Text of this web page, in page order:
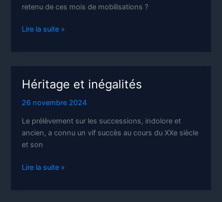
retenu de ces mois de mobilisations ?
Une
Lire la suite »
Héritage et inégalités
26 novembre 2024
Le prélèvement sur les successions, indolore et
ancien, a connu un vif succès au cours du XXe siècle
et son
Héritage
Lire la suite »